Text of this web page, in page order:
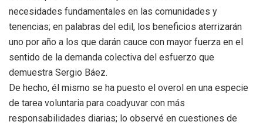
necesidades fundamentales en las comunidades y
tenencias; en palabras del edil, los beneficios aterrizarán
uno por año a los que darán cauce con mayor fuerza en el
sentido de la demanda colectiva del esfuerzo que
demuestra Sergio Báez.
De hecho, él mismo se ha puesto el overol en una especie
de tarea voluntaria para coadyuvar con más
responsabilidades diarias; lo observé en cuestiones de